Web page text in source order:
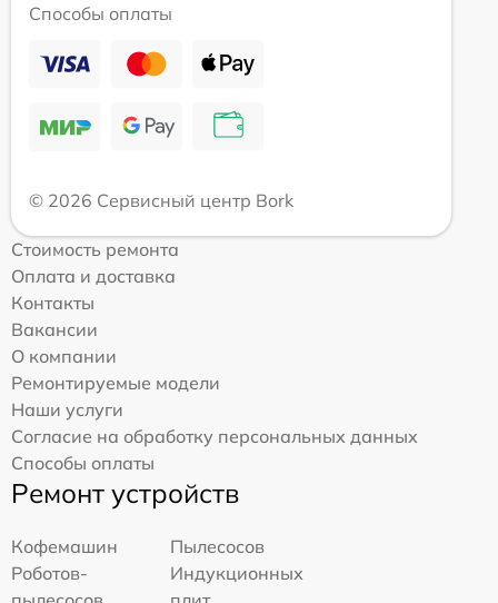
Способы оплаты
© 2026 Сервисный центр Bork
Стоимость ремонта
Оплата и доставка
Контакты
Вакансии
О компании
Ремонтируемые модели
Наши услуги
Согласие на обработку персональных данных
Способы оплаты
Ремонт устройств
Кофемашин
Пылесосов
Роботов-
Индукционных